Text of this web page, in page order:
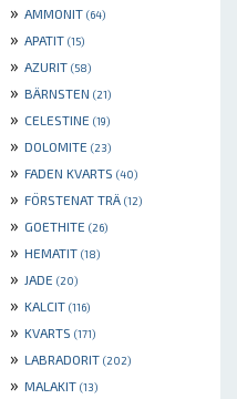
» AMMONIT (64)
» APATIT (15)
» AZURIT (58)
» BÄRNSTEN (21)
» CELESTINE (19)
» DOLOMITE (23)
» FADEN KVARTS (40)
» FÖRSTENAT TRÄ (12)
» GOETHITE (26)
» HEMATIT (18)
» JADE (20)
» KALCIT (116)
» KVARTS (171)
» LABRADORIT (202)
» MALAKIT (13)